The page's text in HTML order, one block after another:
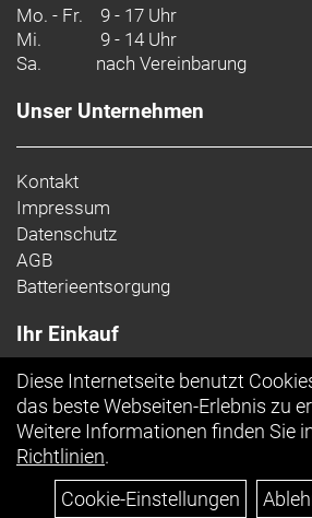
Mo. - Fr. 9 - 17 Uhr
Mi.
9 - 14 Uhr
Sa.
nach Vereinbarung
Unser Unternehmen
Kontakt
Impressum
Datenschutz
AGB
Batterieentsorgung
Ihr Einkauf
Top Artikel
Diese Internetseite benutzt
das beste Webseiten-Erlebnis zu
Weitere Informationen finden Sie
Richtlinien.
Cookie-Einstellungen